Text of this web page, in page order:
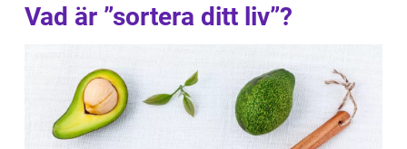
Vad är ”sortera ditt liv”?